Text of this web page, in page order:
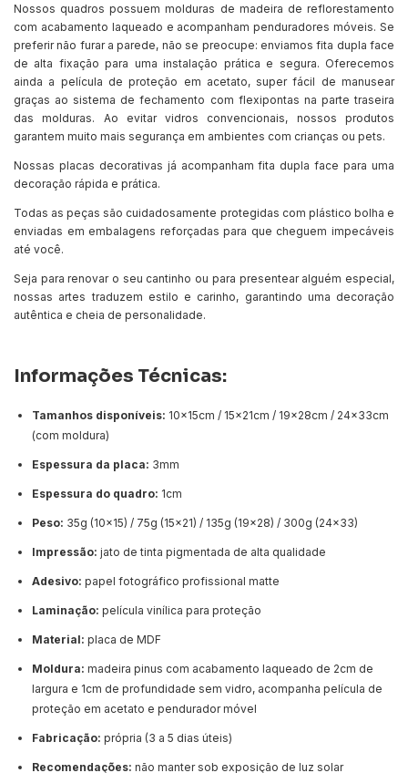
Nossos quadros possuem molduras de madeira de reflorestamento
com acabamento laqueado e acompanham penduradores móveis. Se
preferir não furar a parede, não se preocupe: enviamos fita dupla face
de alta fixação para uma instalação prática e segura. Oferecemos
ainda a película de proteção em acetato, super fácil de manusear
graças ao sistema de fechamento com flexipontas na parte traseira
das molduras. Ao evitar vidros convencionais, nossos produtos
garantem muito mais segurança em ambientes com crianças ou pets.
Nossas placas decorativas já acompanham fita dupla face para uma
decoração rápida e prática.
Todas as peças são cuidadosamente protegidas com plástico bolha e
enviadas em embalagens reforçadas para que cheguem impecáveis
até você.
Seja para renovar o seu cantinho ou para presentear alguém especial,
nossas artes traduzem estilo e carinho, garantindo uma decoração
autêntica e cheia de personalidade.
Informações Técnicas:
Tamanhos disponíveis: 10x15cm / 15x21cm / 19x28cm / 24x33cm
(com moldura)
Espessura da placa: 3mm
Espessura do quadro: 1cm
Peso: 35g (10x15) / 75g (15x21) / 135g (19x28) / 300g (24x33)
Impressão: jato de tinta pigmentada de alta qualidade
Adesivo: papel fotográfico profissional matte
Laminação: película vinílica para proteção
Material: placa de MDF
Moldura: madeira pinus com acabamento laqueado de 2cm de
largura e 1cm de profundidade sem vidro, acompanha película de
proteção em acetato e pendurador móvel
Fabricação: própria (3 a 5 dias úteis)
Recomendações: não manter sob exposição de luz solar